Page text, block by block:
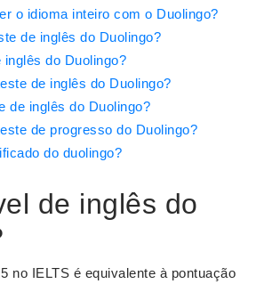
o idioma inteiro com o Duolingo?
de inglês do Duolingo?
do Duolingo?
de inglês do Duolingo?
de inglês do Duolingo?
de progresso do Duolingo?
do duolingo?
de inglês do
no IELTS é equivalente à pontuação